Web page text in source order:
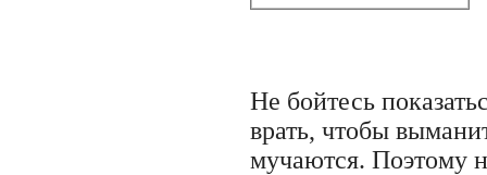
Не бойтесь
врать, чтобы
мучаются. Поэтому